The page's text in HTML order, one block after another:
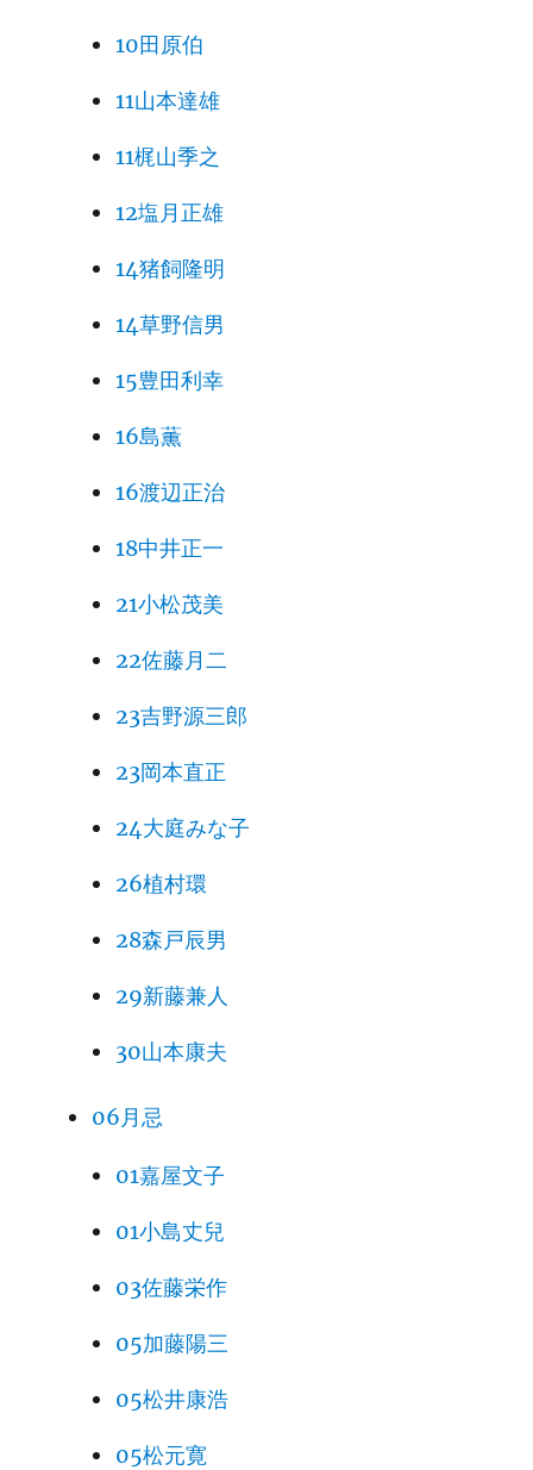
10田原伯
11山本達雄
11梶山季之
12塩月正雄
14猪飼隆明
14草野信男
15豊田利幸
16島薫
16渡辺正治
18中井正一
21小松茂美
22佐藤月二
23吉野源三郎
23岡本直正
24大庭みな子
26植村環
28森戸辰男
29新藤兼人
30山本康夫
06月忌
01嘉屋文子
01小島丈兒
03佐藤栄作
05加藤陽三
05松井康浩
05松元寛